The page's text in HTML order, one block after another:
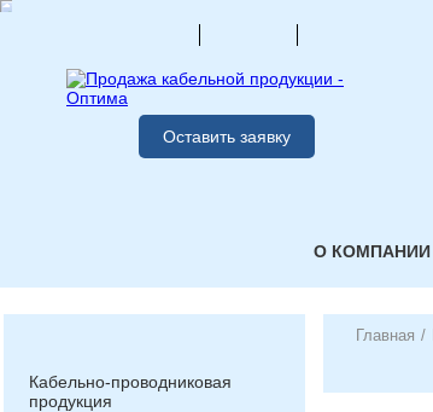
Оставить заявку
О КОМПАНИИ
Кабельно-проводниковая
продукция
Главная /